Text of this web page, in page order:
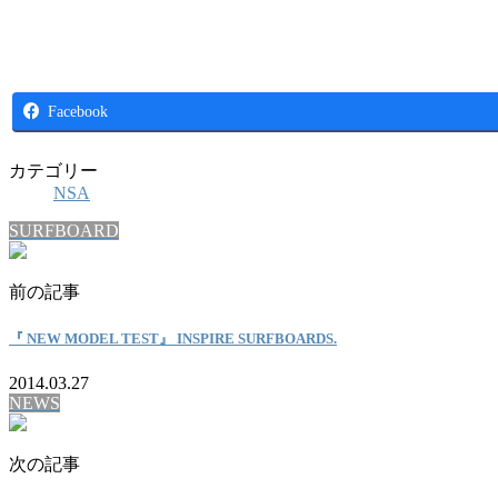
Facebook
カテゴリー
NSA
SURFBOARD
前の記事
『 NEW MODEL TEST』 INSPIRE SURFBOARDS.
2014.03.27
NEWS
次の記事